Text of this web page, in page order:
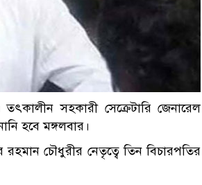
সহকারী সেক্রেটারি জেনারেল
হবে মঙ্গলবার।
চৌধুরীর নেতৃত্বে তিন বিচারপতির